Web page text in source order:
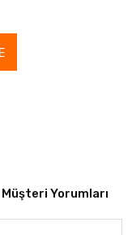
Müşteri Yorumları